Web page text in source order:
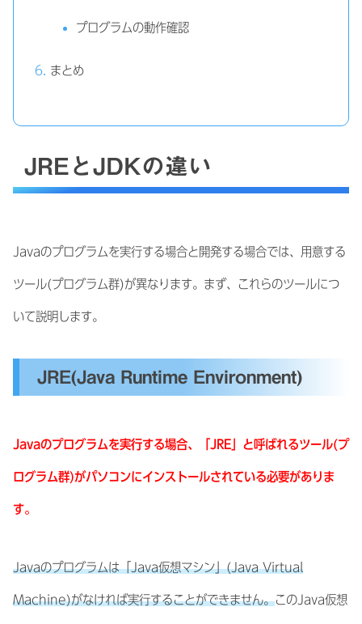
プログラムの動作確認
まとめ
JREとJDKの違い
Javaのプログラムを実行する場合と開発する場合では、用意する
ツール(プログラム群)が異なります。まず、これらのツールにつ
いて説明します。
JRE(Java Runtime Environment)
Javaのプログラムを実行する場合、「JRE」と呼ばれるツール(プ
ログラム群)がパソコンにインストールされている必要がありま
す。
Javaのプログラムは「Java仮想マシン」(Java Virtual
Machine)がなければ実行することができません。このJava仮想